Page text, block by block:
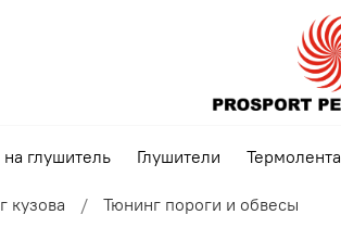
глушитель Глушители Термолента
кузова Тюнинг пороги и обвесы